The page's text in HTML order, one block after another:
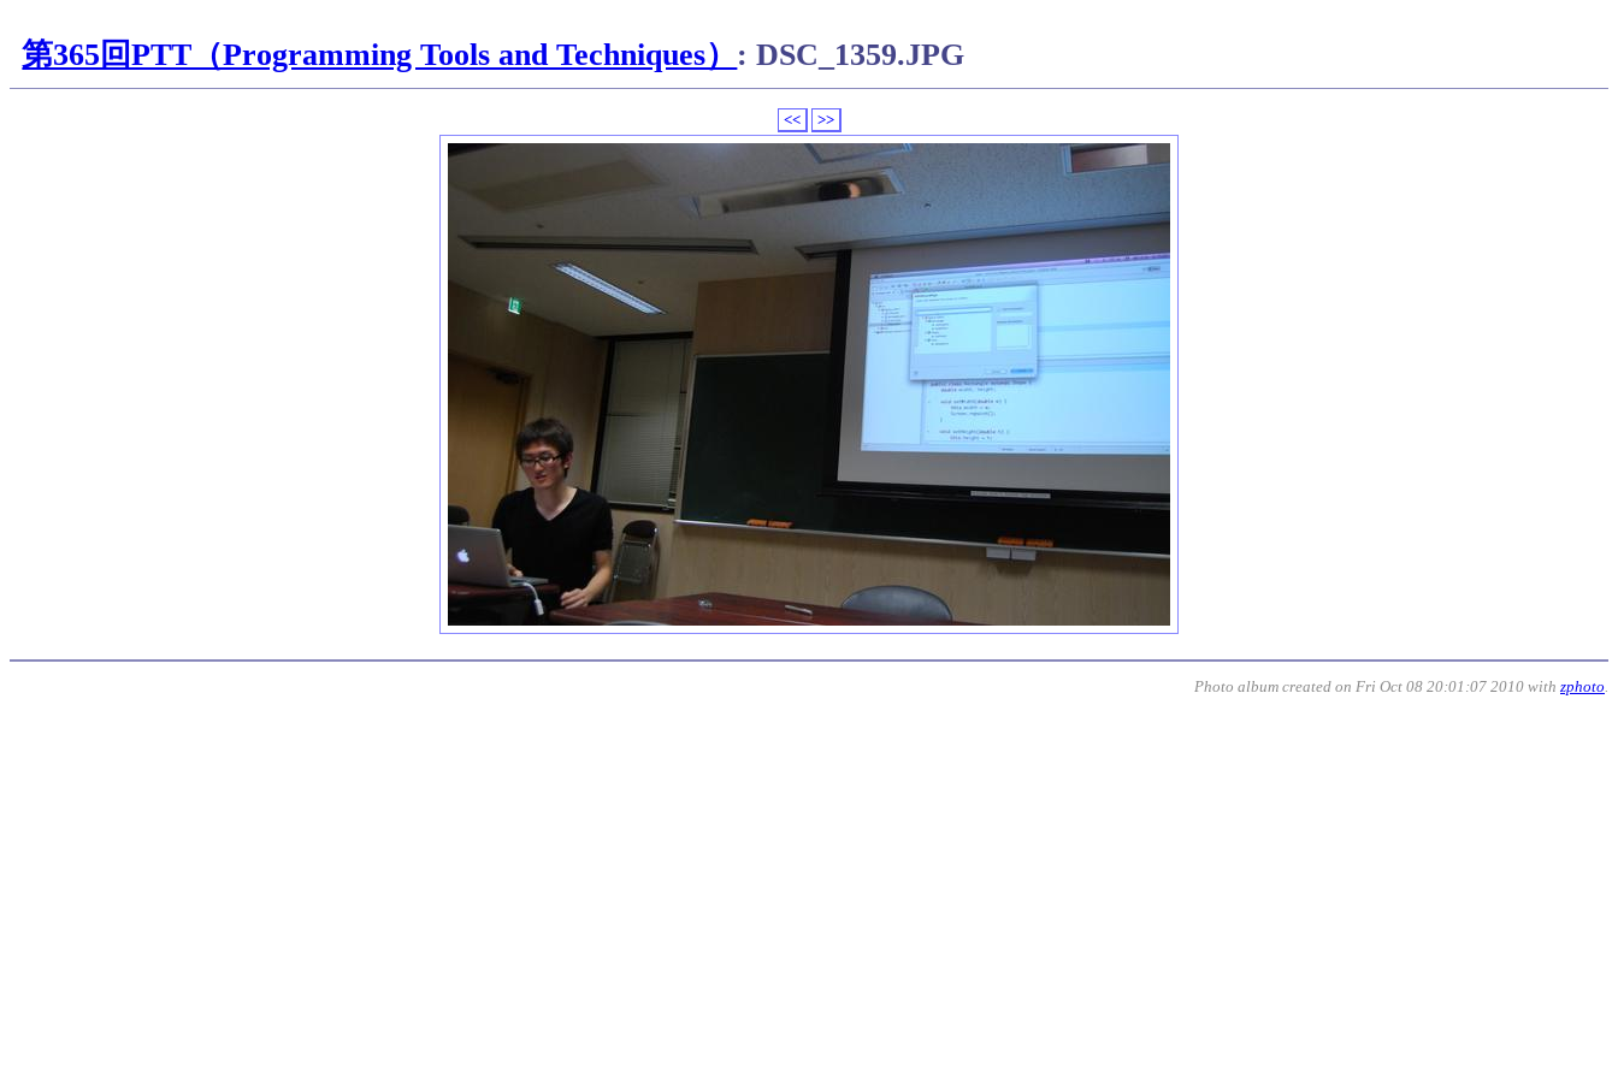
第365回PTT（Programming Tools and Techniques） : DSC_1359.JPG
<< >>
Photo album created on Fri Oct 08 20:01:07 2010 with zphoto